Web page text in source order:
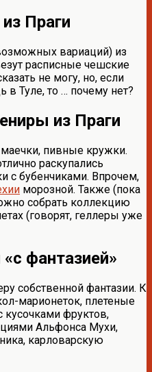
Праги
вариаций) из
расписные чешские
не могу, но, если
в Туле, то … почему нет?
из Праги
пивные кружки.
раскупались
с бубенчиками. Впрочем,
морозной. Также (пока
собрать коллекцию
(говорят, геллеры уже
фантазией»
собственной фантазии. К
марионеток, плетеные
кусочками фруктов,
Альфонса Мухи,
карловарскую